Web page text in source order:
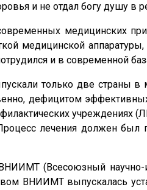
и не отдал богу душу
медицинских
медицинской
и в современной
только две страны
дефицитом
учреждениях
лечения должен
(Всесоюзный научно-
ВНИИМТ выпускалась